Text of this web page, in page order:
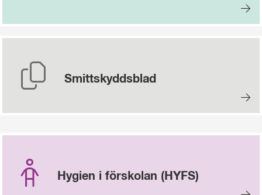
Smittskyddsblad
Hygien i förskolan (HYFS)